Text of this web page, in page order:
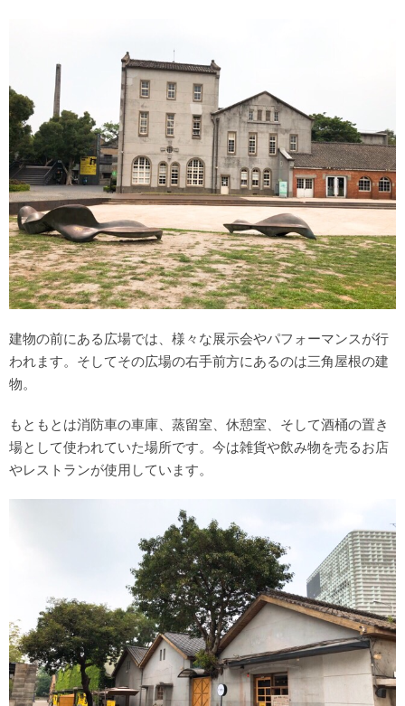
建物の前にある広場では、様々な展示会やパフォーマンスが行
われます。そしてその広場の右手前方にあるのは三角屋根の建
物。
もともとは消防車の車庫、蒸留室、休憩室、そして酒桶の置き
場として使われていた場所です。今は雑貨や飲み物を売るお店
やレストランが使用しています。